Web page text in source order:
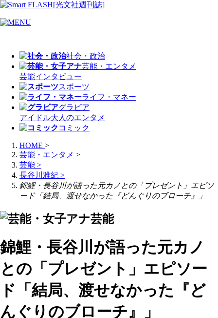
社会・政治
芸能・エンタメ
芸能インタビュー
スポーツ
ライフ・マネー
グラビア
アイドル大人のエンタメ
コミック
HOME >
芸能・エンタメ >
芸能 >
長谷川雅紀 >
錦鯉・長谷川が語った元カノとの「プレゼント」エピソ
ード「結局、渡せなかった『どんぐりのブローチ』」
芸能
錦鯉・長谷川が語った元カノ
との「プレゼント」エピソー
ド「結局、渡せなかった『ど
んぐりのブローチ』」